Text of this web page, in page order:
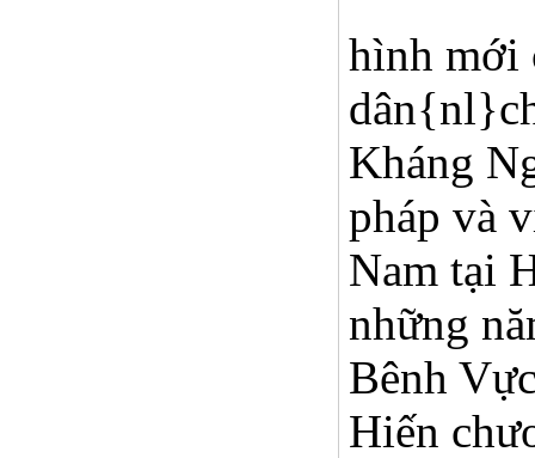
hình mới
Kháng
pháp và
Nam tại
những
Bênh
Hiến